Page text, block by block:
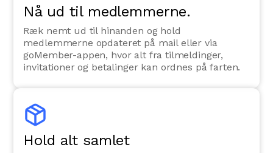
Nå ud til medlemmerne.
Ræk nemt ud til hinanden og hold
medlemmerne opdateret på mail eller via
goMember-appen, hvor alt fra tilmeldinger,
invitationer og betalinger kan ordnes på farten.
Hold alt samlet